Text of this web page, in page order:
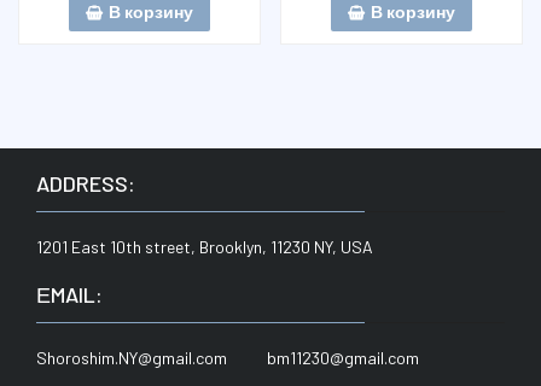
В корзину В корзину
ADDRESS:
1201 East 10th street, Brooklyn, 11230 NY, USA
ЕMAIL:
Shoroshim.NY@gmail.com bm11230@gmail.com